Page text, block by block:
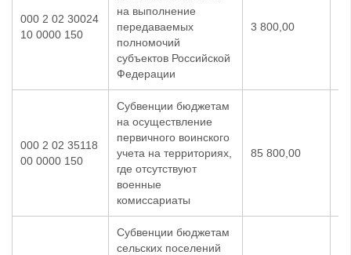
000 2 02 30024
10 0000 150
на выполнение
передаваемых
полномочий
субъектов Российской
Федерации
3 800,00
000 2 02 35118
00 0000 150
Субвенции бюджетам
на осуществление
первичного воинского
учета на территориях,
где отсутствуют
военные
комиссариаты
85 800,00
Субвенции бюджетам
сельских поселений